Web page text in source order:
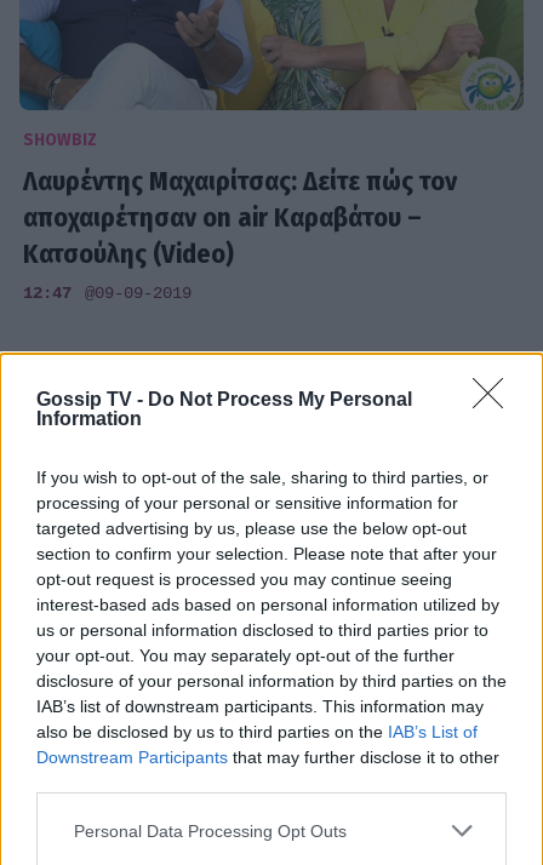
Gossip TV - Do Not Process My Personal
Information
If you wish to opt-out of the sale, sharing to third parties, or
processing of your personal or sensitive information for
targeted advertising by us, please use the below opt-out
section to confirm your selection. Please note that after your
opt-out request is processed you may continue seeing
interest-based ads based on personal information utilized by
us or personal information disclosed to third parties prior to
your opt-out. You may separately opt-out of the further
disclosure of your personal information by third parties on the
IAB’s list of downstream participants. This information may
also be disclosed by us to third parties on the IAB’s List of
Downstream Participants that may further disclose it to other
Personal Data Processing Opt Outs
SHOWBIZ
Λαυρέντης Μαχαιρίτσας: Δείτε πώς τον
αποχαιρέτησαν on air Καραβάτου –
Κατσούλης (Video)
12:47 @09-09-2019
SHOWBIZ
Λαυρέντης Μαχαιρίτσας: Αυτή ήταν η
τελευταία του συναυλία (Video)